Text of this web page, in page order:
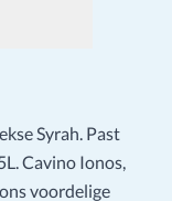
Syrah. Past
Cavino Ionos,
voordelige